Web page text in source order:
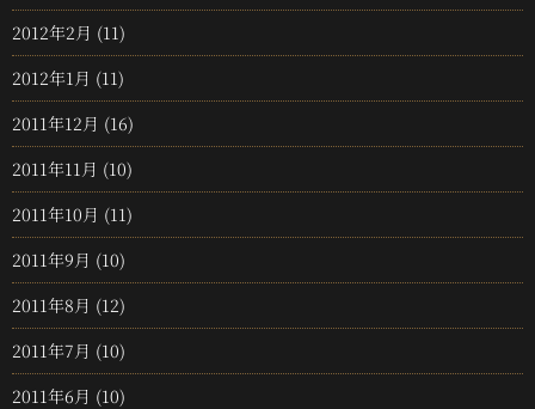
2012年2月 (11)
2012年1月 (11)
2011年12月 (16)
2011年11月 (10)
2011年10月 (11)
2011年9月 (10)
2011年8月 (12)
2011年7月 (10)
2011年6月 (10)